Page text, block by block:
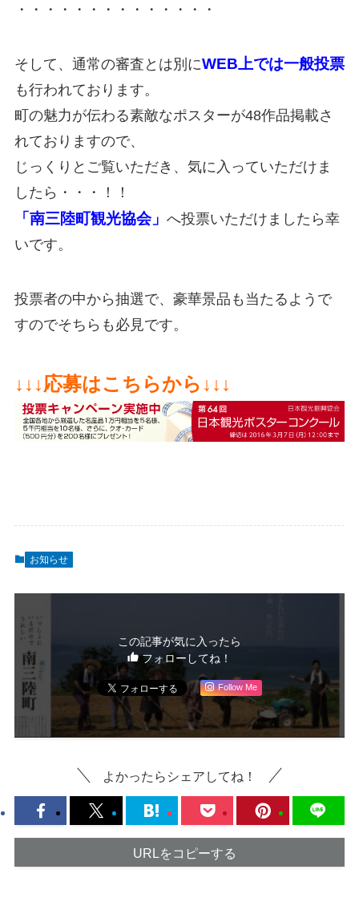
・・・・・・・・・・・・・・
そして、通常の審査とは別にWEB上では一般投票
も行われております。
町の魅力が伝わる素敵なポスターが48作品掲載さ
れておりますので、
じっくりとご覧いただき、気に入っていただけま
したら・・・！！
「南三陸町観光協会」 へ投票いただけましたら幸
いです。
投票者の中から抽選で、豪華景品も当たるようで
すのでそちらも必見です。
↓↓↓応募はこちらから↓↓↓
お知らせ
この記事が気に入ったら
フォローしてね！
Follow Me
よかったらシェアしてね！
URLをコピーする